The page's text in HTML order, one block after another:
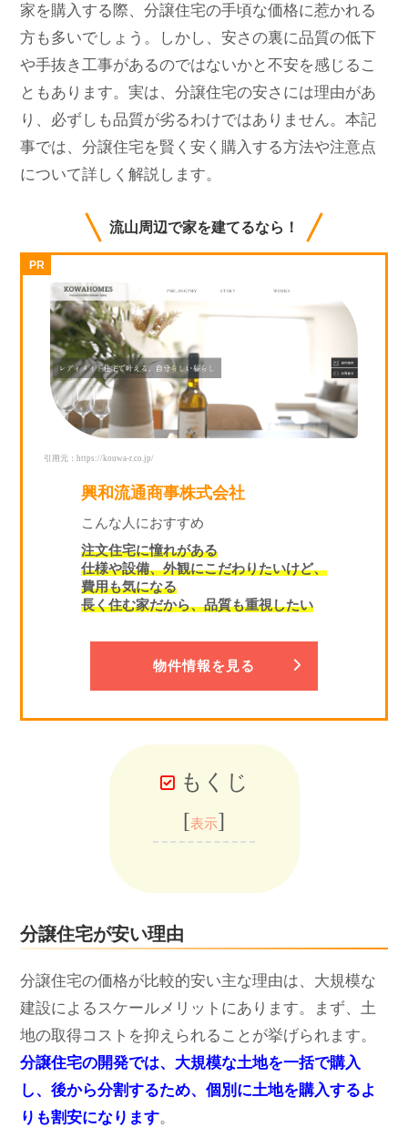
家を購入する際、分譲住宅の手頃な価格に惹かれる
方も多いでしょう。しかし、安さの裏に品質の低下
や手抜き工事があるのではないかと不安を感じるこ
ともあります。実は、分譲住宅の安さには理由があ
り、必ずしも品質が劣るわけではありません。本記
事では、分譲住宅を賢く安く購入する方法や注意点
について詳しく解説します。
流山周辺で家を建てるなら！
引用元：https://kouwa-r.co.jp/
興和流通商事株式会社
こんな人におすすめ
注文住宅に憧れがある
仕様や設備、外観にこだわりたいけど、
費用も気になる
長く住む家だから、品質も重視したい
物件情報を見る
もくじ
[表示]
分譲住宅が安い理由
分譲住宅の価格が比較的安い主な理由は、大規模な
建設によるスケールメリットにあります。まず、土
地の取得コストを抑えられることが挙げられます。
分譲住宅の開発では、大規模な土地を一括で購入
し、後から分割するため、個別に土地を購入するよ
りも割安になります。